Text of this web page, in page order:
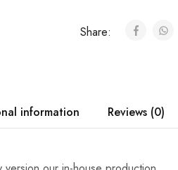
Share:
information Reviews (0)